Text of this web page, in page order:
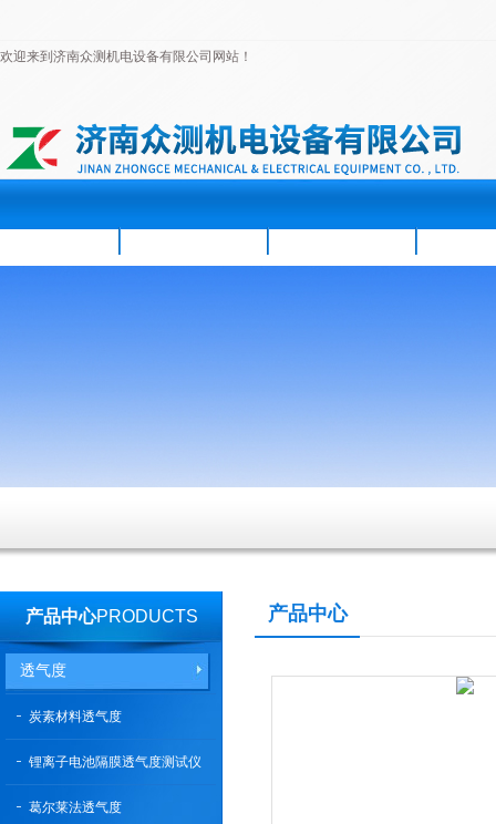
欢迎来到济南众测机电设备有限公司网站！
产品中心PRODUCTS
透气度
炭素材料透气度
锂离子电池隔膜透气度测试仪
葛尔莱法透气度
产品中心